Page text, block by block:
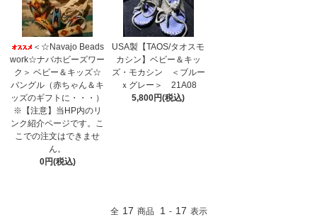
＜☆Navajo Beads
work☆ナバホビーズワー
ク＞ ベビー＆キッズ☆
バングル（赤ちゃん＆キ
ッズのギフトに・・・）
※【注意】当HP内のリ
ンク紹介ページです。こ
こでの注文はできませ
ん。
0円(税込)
USA製【TAOS/タオスモ
カシン】ベビー＆キッ
ズ・モカシン ＜ブルー
ｘグレー＞ 21A08
5,800円(税込)
全 17 商品 1 - 17 表示